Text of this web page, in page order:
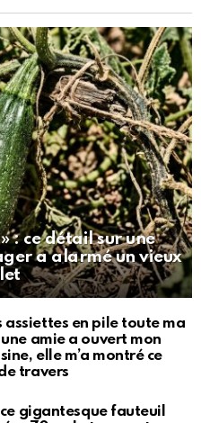
: ce détail sur une
a alarmé un vieux
assiettes en pile toute ma
amie a ouvert mon
elle m’a montré ce
travers
gigantesque fauteuil